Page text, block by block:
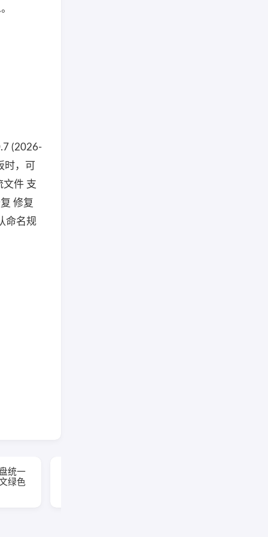
(2026-
，可
文件 支
修复
命名规
统一
绿色